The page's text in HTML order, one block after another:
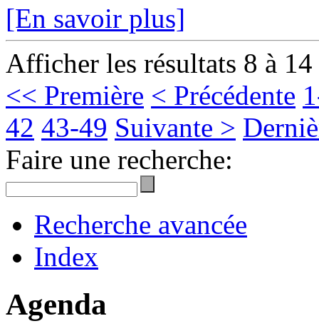
[En savoir plus]
Afficher les résultats 8 à
<< Première < Précédente
42 43-49 Suivante >
Faire une recherche:
Recherche avancée
Index
Agenda